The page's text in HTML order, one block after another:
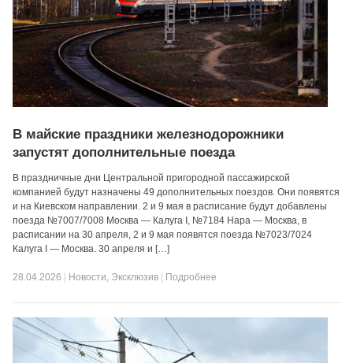
В майские праздники железнодорожники
запустят дополнительные поезда
В праздничные дни Центральной пригородной пассажирской
компанией будут назначены 49 дополнительных поездов. Они появятся
и на Киевском направлении. 2 и 9 мая в расписание будут добавлены
поезда №7007/7008 Москва — Калуга I, №7184 Нара — Москва, в
расписании на 30 апреля, 2 и 9 мая появятся поезда №7023/7024
Калуга I — Москва. 30 апреля и […]
28.04.2026 Новости, Эксклюзив Подробнее